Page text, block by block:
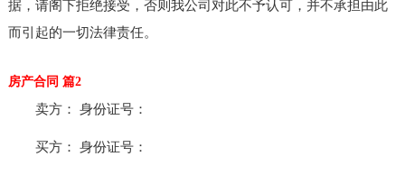
据，请阁下拒绝接受，否则我公司对此不予认可，并不承担由此
而引起的一切法律责任。
房产合同 篇2
卖方： 身份证号：
买方： 身份证号：